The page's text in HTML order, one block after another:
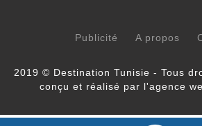
Publicité A propos
2019 © Destination Tunisie - Tous
conçu et réalisé par l'agence